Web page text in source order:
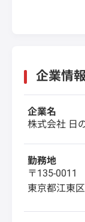
企業情
企業名
株式会社 日
勤務地
〒135-0011
東京都江東